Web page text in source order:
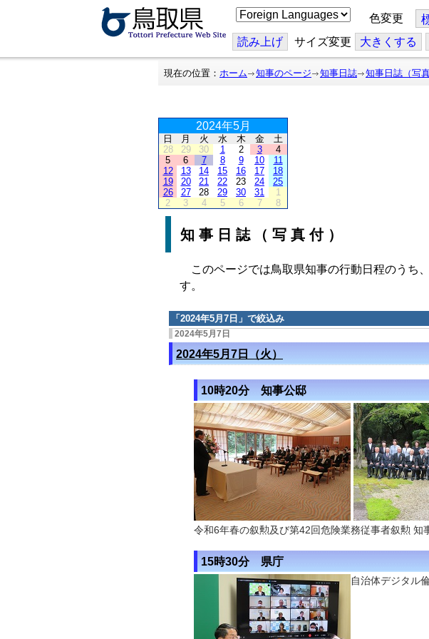
こ
の
ジ
を
翻
色変更
読み上げ サイズ変更 大きくする
現在の位置： ホーム 知事のページ 知事日誌 知事日誌（写真
2024年5月
日 月 火 水 木 金
土
28
29 30 1 2 3
4
5
6 7 8 9 10
11
12
13 14 15 16 17
18
19
20 21 22 23 24
25
26
27 28 29 30 31
1
2
3 4 5 6 7 8
知事日誌（写真付）
このページでは鳥取県知事の行動日程のうち
す。
「 2024年5月7日 」で絞込み
2024年5月7日
2024年5月7日（火）
10時20分 知事公邸
令和6年春の叙勲及び第42回危険業務従事者叙勲 知
15時30分 県庁
自治体デジタル